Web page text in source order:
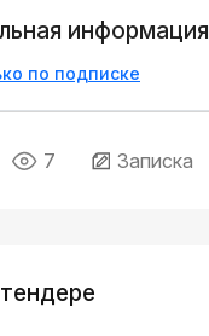
информация
по подписке
7 Записка